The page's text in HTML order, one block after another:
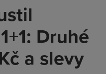
Druhé
a slevy